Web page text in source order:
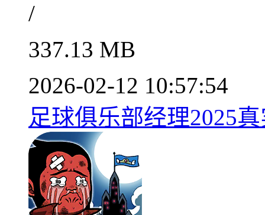
/
337.13 MB
2026-02-12 10:57:54
足球俱乐部经理2025